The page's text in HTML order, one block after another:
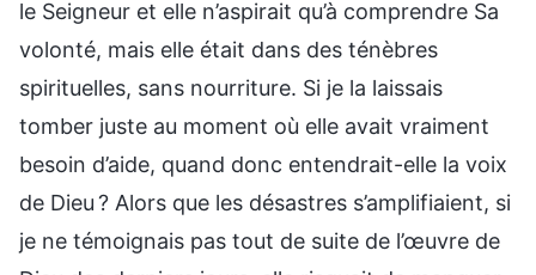
le Seigneur et elle n’aspirait qu’à comprendre Sa
volonté, mais elle était dans des ténèbres
spirituelles, sans nourriture. Si je la laissais
tomber juste au moment où elle avait vraiment
besoin d’aide, quand donc entendrait-elle la voix
de Dieu ? Alors que les désastres s’amplifiaient, si
je ne témoignais pas tout de suite de l’œuvre de